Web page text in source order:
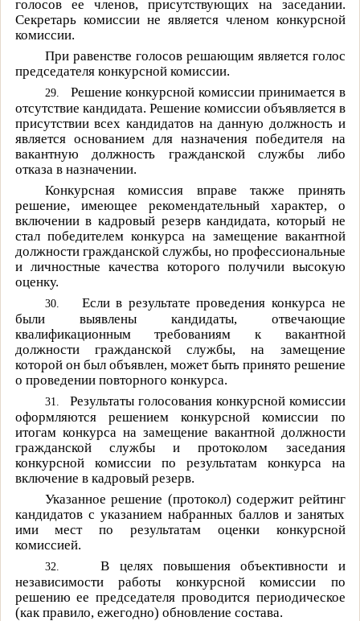
голосов ее членов, присутствующих на заседании.
Секретарь комиссии не является членом конкурсной
комиссии.
При равенстве голосов решающим является голос
председателя конкурсной комиссии.
29.
Решение конкурсной комиссии принимается в
отсутствие кандидата. Решение комиссии объявляется в
присутствии всех кандидатов на данную должность и
является основанием для назначения победителя на
вакантную должность гражданской службы либо
отказа в назначении.
Конкурсная комиссия вправе также принять
решение, имеющее рекомендательный характер, о
включении в кадровый резерв кандидата, который не
стал победителем конкурса на замещение вакантной
должности гражданской службы, но профессиональные
и личностные качества которого получили высокую
оценку.
30.
Если в результате проведения конкурса не
были выявлены кандидаты, отвечающие
квалификационным требованиям к вакантной
должности гражданской службы, на замещение
которой он был объявлен, может быть принято решение
о проведении повторного конкурса.
31.
Результаты голосования конкурсной комиссии
оформляются решением конкурсной комиссии по
итогам конкурса на замещение вакантной должности
гражданской службы и протоколом заседания
конкурсной комиссии по результатам конкурса на
включение в кадровый резерв.
Указанное решение (протокол) содержит рейтинг
кандидатов с указанием набранных баллов и занятых
ими мест по результатам оценки конкурсной
комиссией.
32.
В целях повышения объективности и
независимости работы конкурсной комиссии по
решению ее председателя проводится периодическое
(как правило, ежегодно) обновление состава.